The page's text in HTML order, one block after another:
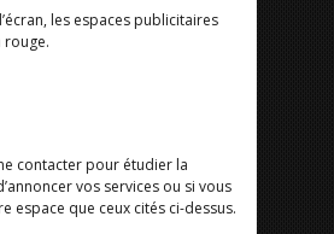
les espaces publicitaires
rouge.
contacter pour étudier la
vos services ou si vous
espace que ceux cités ci-dessus.